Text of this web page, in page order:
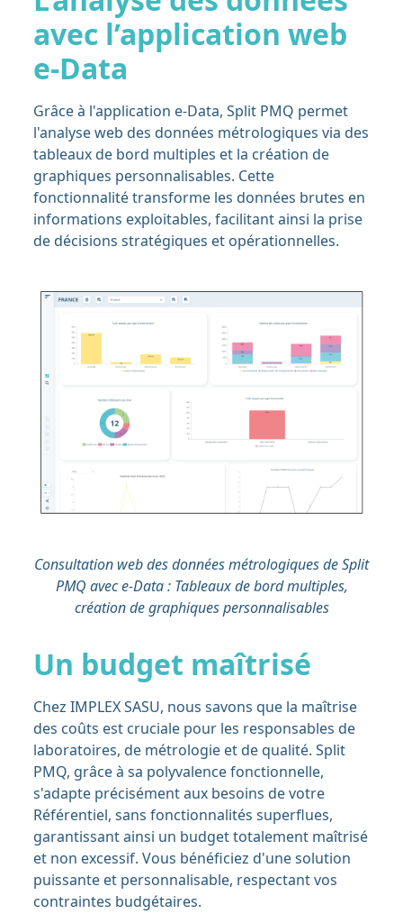
avec l’application web
e-Data
Grâce à l'application e-Data, Split PMQ permet
l'analyse web des données métrologiques via des
tableaux de bord multiples et la création de
graphiques personnalisables. Cette
fonctionnalité transforme les données brutes en
informations exploitables, facilitant ainsi la prise
de décisions stratégiques et opérationnelles.
Consultation web des données métrologiques de Split
PMQ avec e-Data : Tableaux de bord multiples,
création de graphiques personnalisables
Un budget maîtrisé
Chez IMPLEX SASU, nous savons que la maîtrise
des coûts est cruciale pour les responsables de
laboratoires, de métrologie et de qualité. Split
PMQ, grâce à sa polyvalence fonctionnelle,
s'adapte précisément aux besoins de votre
Référentiel, sans fonctionnalités superflues,
garantissant ainsi un budget totalement maîtrisé
et non excessif. Vous bénéficiez d'une solution
puissante et personnalisable, respectant vos
contraintes budgétaires.